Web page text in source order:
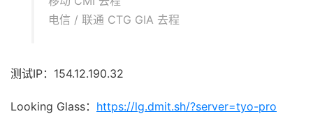
电信 / 联通 CTG GIA 去程
测试IP：154.12.190.32
Looking Glass： https://lg.dmit.sh/?server=tyo-pro